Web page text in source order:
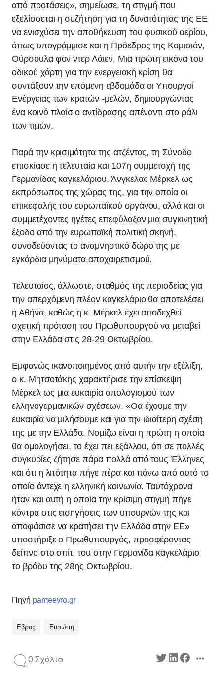
από προτάσεις», σημείωσε, τη στιγμή που
εξελίσσεται η συζήτηση για τη δυνατότητας της ΕΕ
να ενισχύσει την αποθήκευση του φυσικού αερίου,
όπως υπογράμμισε και η Πρόεδρος της Κομισιόν,
Ούρσουλα φον ντερ Λάιεν. Μια πρώτη εικόνα του
οδικού χάρτη για την ενεργειακή κρίση θα
συντάξουν την επόμενη εβδομάδα οι Υπουργοί
Ενέργειας των κρατών -μελών, δημιουργώντας
ένα κοινό πλαίσιο αντίδρασης απέναντι στο ράλι
των τιμών.
Παρά την κρισιμότητα της ατζέντας, τη Σύνοδο
επισκίασε η τελευταία και 107η συμμετοχή της
Γερμανίδας καγκελάριου, Άνγκελας Μέρκελ ως
εκπρόσωπος της χώρας της, για την οποία οι
επικεφαλής του ευρωπαϊκού οργάνου, αλλά και οι
συμμετέχοντες ηγέτες επεφύλαξαν μια συγκινητική
έξοδο από την ευρωπαϊκή πολιτική σκηνή,
συνοδεύοντας το αναμνηστικό δώρο της με
εγκάρδια μηνύματα αποχαιρετισμού.
Τελευταίος, άλλωστε, σταθμός της περιοδείας για
την απερχόμενη πλέον καγκελάριο θα αποτελέσει
η Αθήνα, καθώς η κ. Μέρκελ έχει αποδεχθεί
σχετική πρόταση του Πρωθυπουργού να μεταβεί
στην Ελλάδα στις 28-29 Οκτωβρίου.
Εμφανώς ικανοποιημένος από αυτήν την εξέλιξη,
ο κ. Μητσοτάκης χαρακτήρισε την επίσκεψη
Μέρκελ ως μια ευκαιρία απολογισμού των
ελληνογερμανικών σχέσεων. «Θα έχουμε την
ευκαιρία να μιλήσουμε και για την ιδιαίτερη σχέση
της με την Ελλάδα. Νομίζω είναι η πρώτη η οποία
θα ομολογήσει, το έχει πει εξάλλου, ότι σε πολλές
συγκυρίες ζήτησε πάρα πολλά από τους Έλληνες
και ότι η λιτότητα πήγε πέρα και πάνω από αυτό το
οποίο άντεχε η ελληνική κοινωνία. Ταυτόχρονα
ήταν και αυτή η οποία την κρίσιμη στιγμή πήγε
κόντρα στις εισηγήσεις των υπουργών της και
αποφάσισε να κρατήσει την Ελλάδα στην ΕΕ»
υποστήριξε ο Πρωθυπουργός, προσφέροντας
δείπνο στο σπίτι του στην Γερμανίδα καγκελάριο
το βράδυ της 28ης Οκτωβρίου.
Πηγή pameevro.gr
Εβρος Ευρώπη
0 Σχόλια